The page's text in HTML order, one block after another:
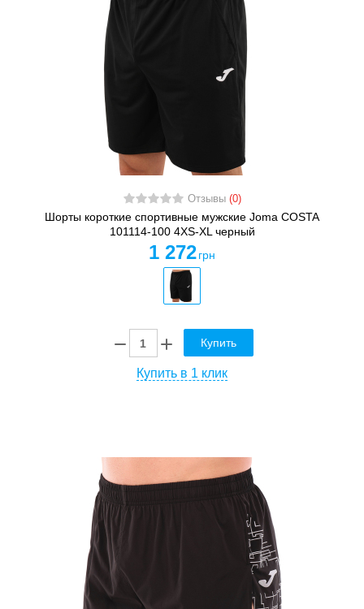
Отзывы (0)
Шорты короткие спортивные мужские Joma COSTA
101114-100 4XS-XL черный
1 272 грн
Купить
Купить в 1 клик